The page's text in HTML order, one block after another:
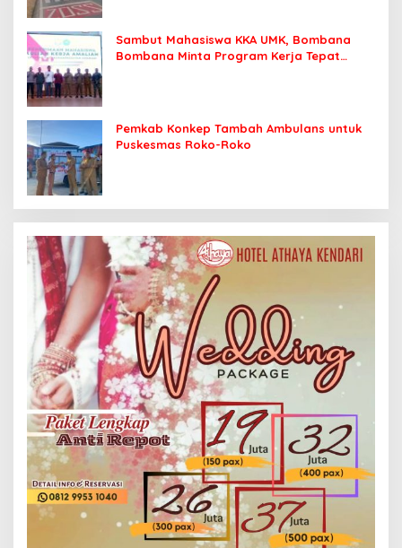
Sambut Mahasiswa KKA UMK, Bombana
Bombana Minta Program Kerja Tepat
Pemkab Konkep Tambah Ambulans untuk
Puskesmas Roko-Roko